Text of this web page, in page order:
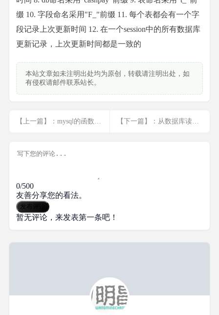
缀 10. 字段命名采用"F_"前缀 11. 每个表都会有一个字
段记录上次更新时间 12. 在一个session中的所有数据库
更新记录，上次更新时间都是一致的
本站文章如未注明出处均为原创，转载请注明出处，如
有侵权请邮件联系站长。
【上一篇】：mysql的函数 时间戳转时间 手机号中间四位xxx 【下一篇】：从数据库读取某经纬度附近1km的地点
0/500
友善分享您的看法。
发布评论
暂无评论，来发表第一条吧！